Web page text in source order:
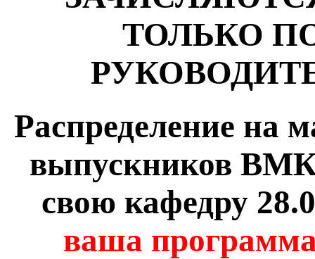
ТОЛЬКО
Распределение на
выпускников
свою кафедру
ваша